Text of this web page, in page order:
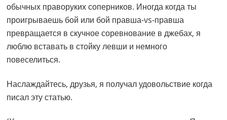
обычных праворуких соперников. Иногда когда ты
проигрываешь бой или бой правша-vs-правша
превращается в скучное соревнование в джебах, я
люблю вставать в стойку левши и немного
повеселиться.
Наслаждайтесь, друзья, я получал удовольствие когда
писал эту статью.